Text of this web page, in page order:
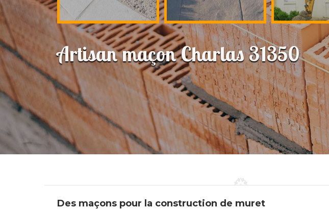
Artisan maçon Charlas 31350
Des maçons pour la construction de muret